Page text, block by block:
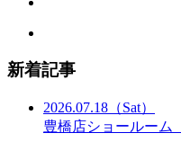
新着記事
2026.07.18 （Sat）
豊橋店ショールーム